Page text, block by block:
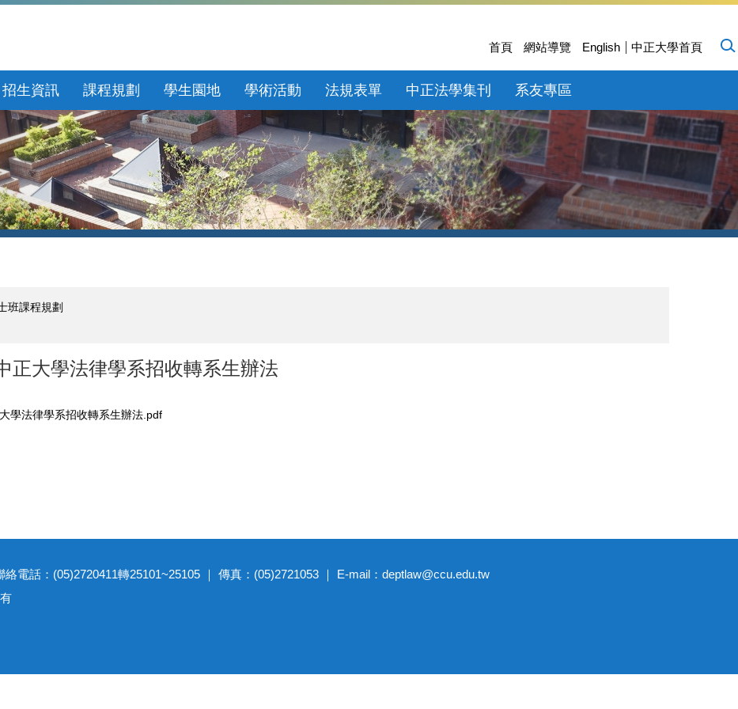
首頁 網站導覽 English 中正大學首頁
招生資訊 課程規劃 學生園地 學術活動 法規表單 中正法學集刊 系友專區
班課程規劃
正大學法律學系招收轉系生辦法
學法律學系招收轉系生辦法.pdf
電話：(05)2720411轉25101~25105 ｜ 傳真：(05)2721053 ｜ E-mail：deptlaw@ccu.edu.tw